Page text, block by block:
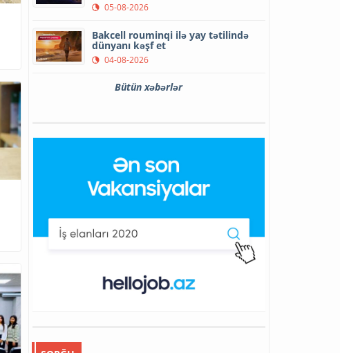
05-08-2026
Bakcell rouminqi ilə yay tətilində
dünyanı kəşf et
04-08-2026
Bütün xəbərlər